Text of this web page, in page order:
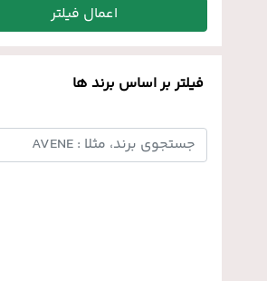
اعمال فیلتر
فیلتر بر اساس برند ها